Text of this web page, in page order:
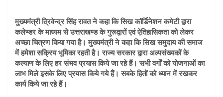
मुख्यमंत्री त्रिवेन्द्र सिंह रावत ने कहा कि सिख कॉर्डिनेशन कमेटी द्वारा
कलेण्डर के माध्यम से उत्तराखण्ड के गुरूद्वारों एवं ऐतिहासिकता को लेकर
अच्छा चित्रण किया गया है। मुख्यमंत्री ने कहा कि सिख समुदाय की समाज
में हमेशा सक्रिय भूमिका रहती है। राज्य सरकार द्वारा अल्पसंख्यकों के
कल्याण के लिए हर संभव प्रयास किये जा रहे हैं। सभी वर्गों को योजनाओं का
लाभ मिले इसके लिए प्रयास किये गये हैं। सबके हितों को ध्यान में रखकर
कार्य किये जा रहे हैं।